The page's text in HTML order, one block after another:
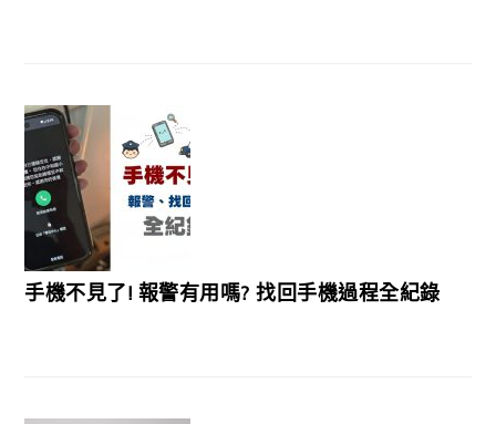
手機不見了! 報警有用嗎? 找回手機過程全紀錄